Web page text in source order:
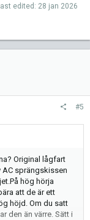
edited: 28 jan 2026
#5
Original lågfart
AC sprängskissen
hög hörja
att de är ett
höjd. Om du satt
den än värre. Sätt i